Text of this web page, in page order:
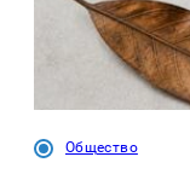
Общество